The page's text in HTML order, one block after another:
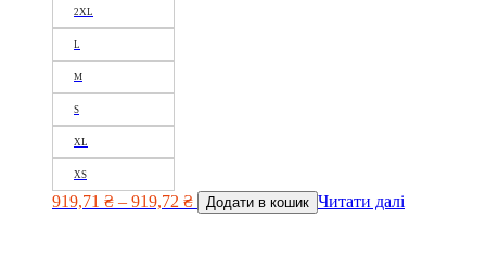
2XL
L
M
S
XL
XS
919,71 ₴ – 919,72 ₴ Додати в кошик Читати далі